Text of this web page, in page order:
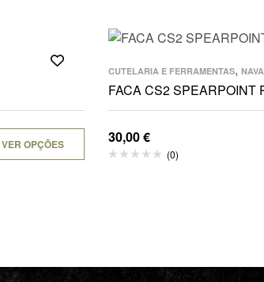
VER OPÇÕES
CUTELARIA E FERRAMENTAS,
FACA CS2 SPEARPOINT
30,00€
(0)